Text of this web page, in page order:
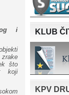
i
što
koji
KLUB
KPV